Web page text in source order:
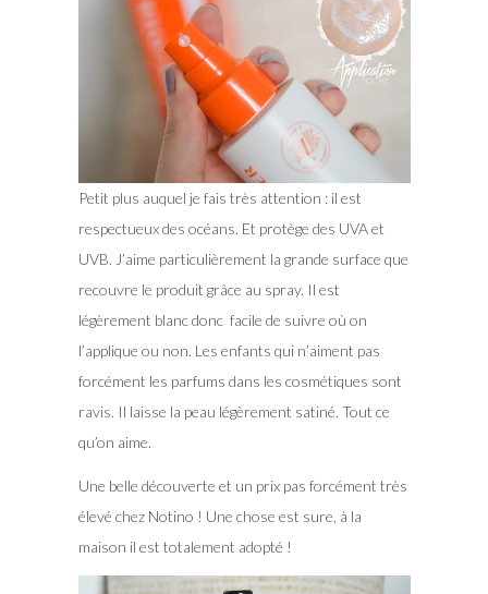
Petit plus auquel je fais très attention : il est
respectueux des océans. Et protège des UVA et
UVB. J’aime particulièrement la grande surface que
recouvre le produit grâce au spray. Il est
légèrement blanc donc facile de suivre où on
l’applique ou non. Les enfants qui n’aiment pas
forcément les parfums dans les cosmétiques sont
ravis. Il laisse la peau légèrement satiné. Tout ce
qu’on aime.
Une belle découverte et un prix pas forcément très
élevé chez Notino ! Une chose est sure, à la
maison il est totalement adopté !